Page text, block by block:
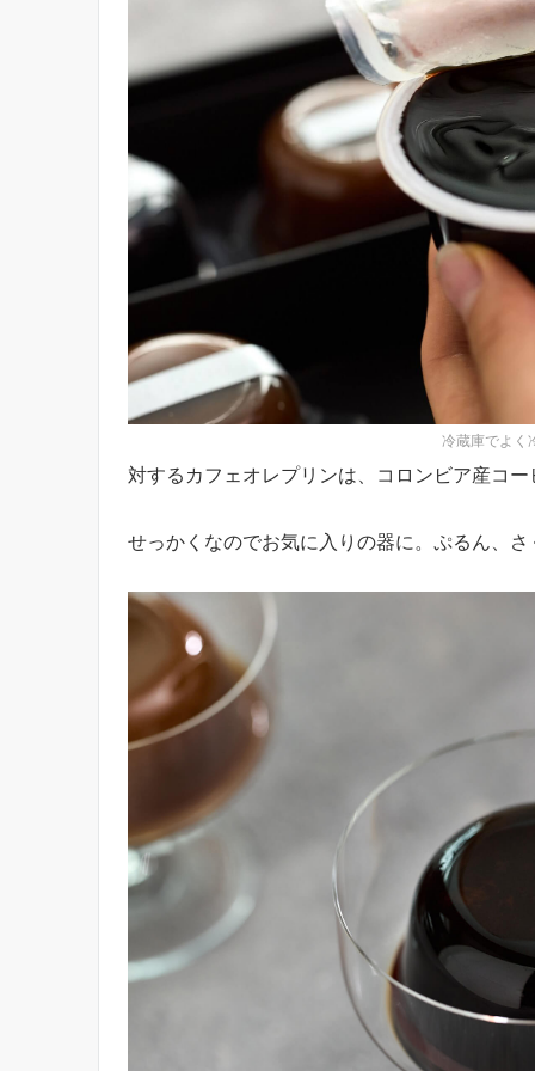
冷蔵庫でよく
対するカフェオレプリンは、コロンビア産コ
せっかくなのでお気に入りの器に。ぷるん、